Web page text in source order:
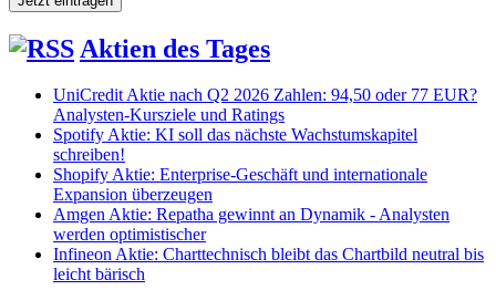
Aktien des Tages
UniCredit Aktie nach Q2 2026 Zahlen: 94,50 oder 77 EUR?
Analysten-Kursziele und Ratings
Spotify Aktie: KI soll das nächste Wachstumskapitel
schreiben!
Shopify Aktie: Enterprise-Geschäft und internationale
Expansion überzeugen
Amgen Aktie: Repatha gewinnt an Dynamik - Analysten
werden optimistischer
Infineon Aktie: Charttechnisch bleibt das Chartbild neutral bis
leicht bärisch